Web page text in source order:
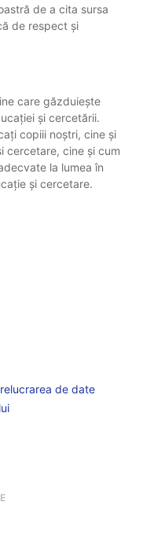
de a cita sursa
de respect și
care găzduiește
și cercetării.
copiii noștri, cine și
cercetare, cine și cum
la lumea în
și cercetare.
de date